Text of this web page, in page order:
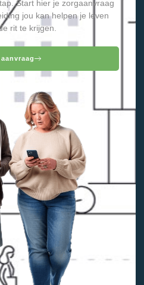
Start hier je zorgaanvraag
jou kan helpen je leven
rit te krijgen.